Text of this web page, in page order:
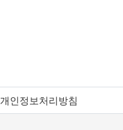
개인정보처리방침